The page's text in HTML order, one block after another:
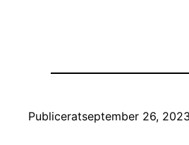
Publiceratseptember 26, 2023